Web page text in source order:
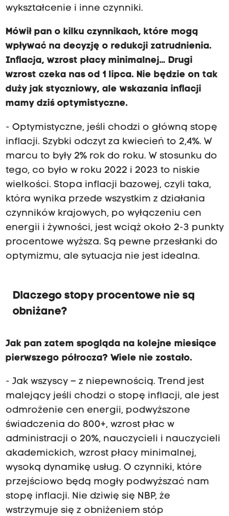
wykształcenie i inne czynniki.
Mówił pan o kilku czynnikach, które mogą
wpływać na decyzję o redukcji zatrudnienia.
Inflacja, wzrost płacy minimalnej… Drugi
wzrost czeka nas od 1 lipca. Nie będzie on tak
duży jak styczniowy, ale wskazania inflacji
mamy dziś optymistyczne.
- Optymistyczne, jeśli chodzi o główną stopę
inflacji. Szybki odczyt za kwiecień to 2,4%. W
marcu to były 2% rok do roku. W stosunku do
tego, co było w roku 2022 i 2023 to niskie
wielkości. Stopa inflacji bazowej, czyli taka,
która wynika przede wszystkim z działania
czynników krajowych, po wyłączeniu cen
energii i żywności, jest wciąż około 2-3 punkty
procentowe wyższa. Są pewne przesłanki do
optymizmu, ale sytuacja nie jest idealna.
Dlaczego stopy procentowe nie są
obniżane?
Jak pan zatem spogląda na kolejne miesiące
pierwszego półrocza? Wiele nie zostało.
- Jak wszyscy – z niepewnością. Trend jest
malejący jeśli chodzi o stopę inflacji, ale jest
odmrożenie cen energii, podwyższone
świadczenia do 800+, wzrost płac w
administracji o 20%, nauczycieli i nauczycieli
akademickich, wzrost płacy minimalnej,
wysoką dynamikę usług. O czynniki, które
przejściowo będą mogły podwyższać nam
stopę inflacji. Nie dziwię się NBP, że
wstrzymuje się z obniżeniem stóp